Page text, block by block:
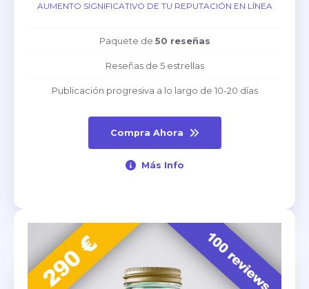
AUMENTO SIGNIFICATIVO DE TU REPUTACIÓN EN LÍNEA
Paquete de 50 reseñas
Reseñas de 5 estrellas
Publicación progresiva a lo largo de 10-20 días
Compra Ahora
Más Info